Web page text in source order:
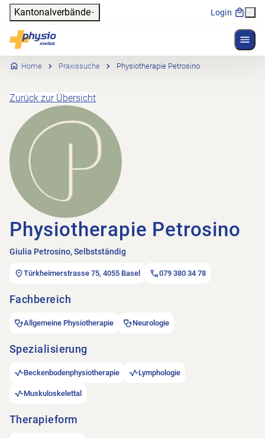
Header
Kantonalverbände Login
Physioswiss
Hauptnavigation
Home Praxissuche Physiotherapie Petrosino
Zurück zur Übersicht
Physiotherapie Petrosino
Giulia Petrosino, Selbstständig
Türkheimerstrasse 75, 4055 Basel 079 380 34 78
Fachbereich
Allgemeine Physiotherapie Neurologie
Spezialisierung
Beckenbodenphysiotherapie Lymphologie
Muskuloskelettal
Therapieform